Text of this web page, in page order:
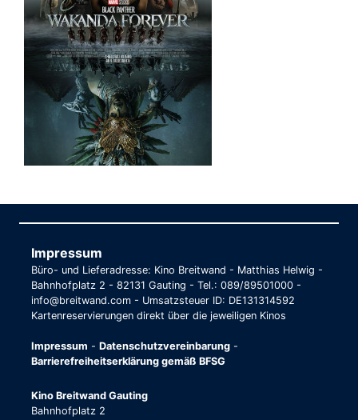
Impressum
Büro- und Lieferadresse: Kino Breitwand - Matthias Helwig -
Bahnhofplatz 2 - 82131 Gauting - Tel.: 089/89501000 -
info@breitwand.com - Umsatzsteuer ID: DE131314592
Kartenreservierungen direkt über die jeweiligen Kinos
Impressum - Datenschutzvereinbarung -
Barrierefreiheitserklärung gemäß BFSG
Kino Breitwand Gauting
Bahnhofplatz 2